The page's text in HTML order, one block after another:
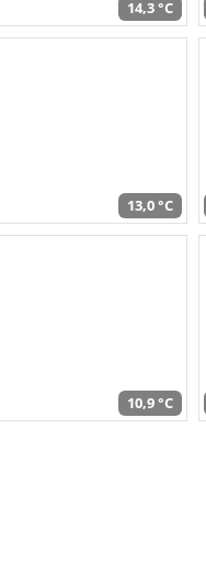
14,3 °C
13,0 °C
10,9 °C